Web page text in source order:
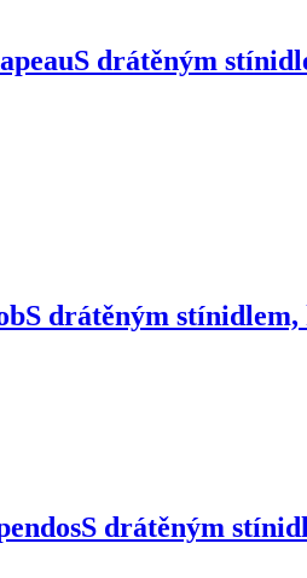
S drátěným
S drátěným stínidlem,
S drátěným